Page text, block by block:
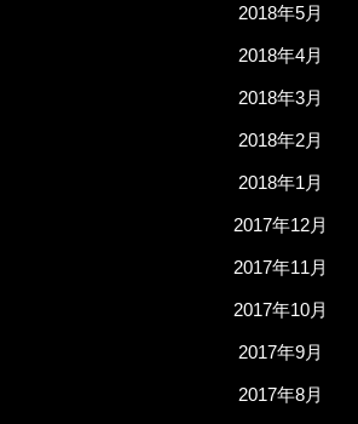
2018年5月
2018年4月
2018年3月
2018年2月
2018年1月
2017年12月
2017年11月
2017年10月
2017年9月
2017年8月